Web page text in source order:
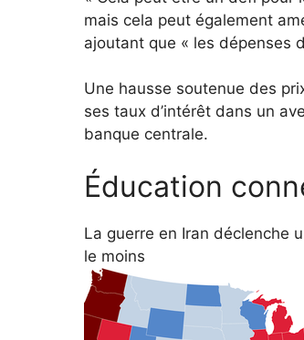
mais cela peut également
ajoutant que « les dépenses
Une hausse soutenue des
ses taux d’intérêt dans un
banque centrale.
Éducation
La guerre en Iran déclenche
le moins